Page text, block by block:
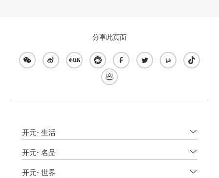
分享此页面
开元· 生活
开元· 名品
开元· 世界